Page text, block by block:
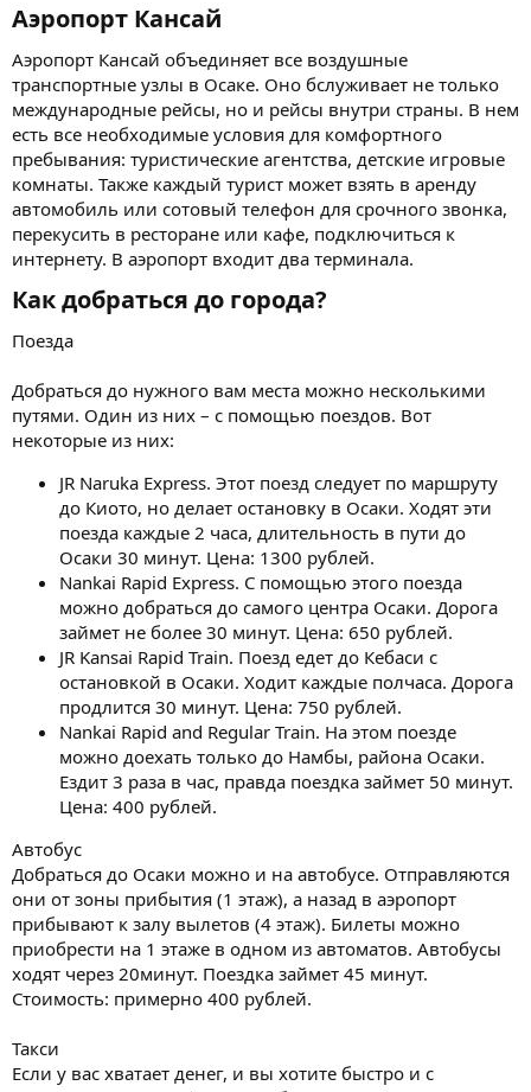
Аэропорт Кансай
Аэропорт Кансай объединяет все воздушные
транспортные узлы в Осаке. Оно бслуживает не только
международные рейсы, но и рейсы внутри страны. В нем
есть все необходимые условия для комфортного
пребывания: туристические агентства, детские игровые
комнаты. Также каждый турист может взять в аренду
автомобиль или сотовый телефон для срочного звонка,
перекусить в ресторане или кафе, подключиться к
интернету. В аэропорт входит два терминала.
Как добраться до города?
Поезда
Добраться до нужного вам места можно несколькими
путями. Один из них – с помощью поездов. Вот
некоторые из них:
JR Naruka Express. Этот поезд следует по маршруту
до Киото, но делает остановку в Осаки. Ходят эти
поезда каждые 2 часа, длительность в пути до
Осаки 30 минут. Цена: 1300 рублей.
Nankai Rapid Express. С помощью этого поезда
можно добраться до самого центра Осаки. Дорога
займет не более 30 минут. Цена: 650 рублей.
JR Kansai Rapid Train. Поезд едет до Кебаси с
остановкой в Осаки. Ходит каждые полчаса. Дорога
продлится 30 минут. Цена: 750 рублей.
Nankai Rapid and Regular Train. На этом поезде
можно доехать только до Намбы, района Осаки.
Ездит 3 раза в час, правда поездка займет 50 минут.
Цена: 400 рублей.
Автобус
Добраться до Осаки можно и на автобусе. Отправляются
они от зоны прибытия (1 этаж), а назад в аэропорт
прибывают к залу вылетов (4 этаж). Билеты можно
приобрести на 1 этаже в одном из автоматов. Автобусы
ходят через 20минут. Поездка займет 45 минут.
Стоимость: примерно 400 рублей.
Такси
Если у вас хватает денег, и вы хотите быстро и с